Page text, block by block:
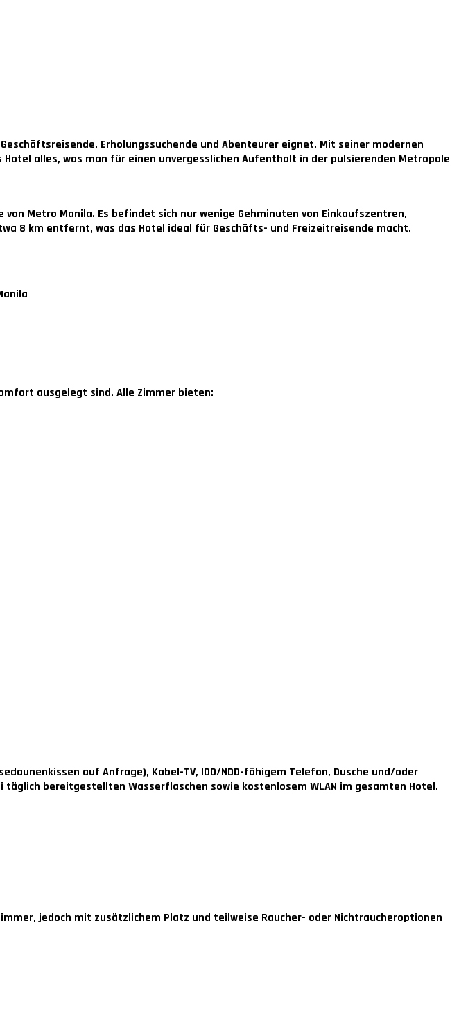
Erholungssuchende und Abenteurer eignet. Mit seiner modernen
alles, was man für einen unvergesslichen Aufenthalt in der pulsierenden Metropole
Metro Manila. Es befindet sich nur wenige Gehminuten von Einkaufszentren,
8 km entfernt, was das Hotel ideal für Geschäfts- und Freizeitreisende macht.
ausgelegt sind. Alle Zimmer bieten:
auf Anfrage), Kabel-TV, IDD/NDD-fähigem Telefon, Dusche und/oder
bereitgestellten Wasserflaschen sowie kostenlosem WLAN im gesamten Hotel.
jedoch mit zusätzlichem Platz und teilweise Raucher- oder Nichtraucheroptionen